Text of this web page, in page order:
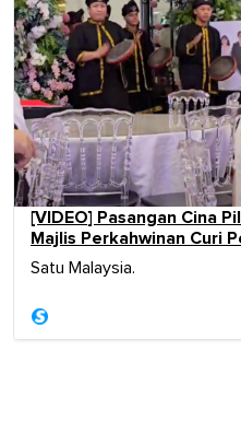
[VIDEO] Pasangan Cina
Majlis Perkahwinan Curi
Satu Malaysia.